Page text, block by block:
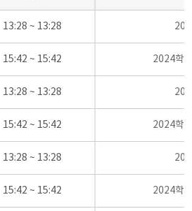
13:28 ~ 13:28
15:42 ~ 15:42 2024학
13:28 ~ 13:28
15:42 ~ 15:42 2024학
13:28 ~ 13:28
15:42 ~ 15:42 2024학